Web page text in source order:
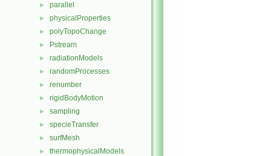
► parallel
► physicalProperties
► polyTopoChange
► Pstream
► radiationModels
► randomProcesses
► renumber
► rigidBodyMotion
► sampling
► specieTransfer
► surfMesh
► thermophysicalModels